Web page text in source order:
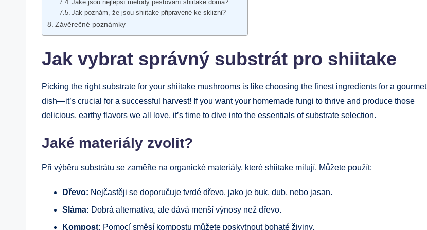
Jaké jsou nejlepší metody pěstování shiitake doma?
Jak poznám, že jsou shiitake připravené ke sklizni?
Závěrečné poznámky
Jak vybrat správný substrát pro shiitake
Picking the right substrate for your shiitake mushrooms is like choosing the finest ingredients for a gourmet
dish—it’s crucial for a successful harvest! If you want your homemade fungi to thrive and produce those
delicious, earthy flavors we all love, it’s time to dive into the essentials of substrate selection.
Jaké materiály zvolit?
Při výběru substrátu se zaměřte na organické materiály, které shiitake milují. Můžete použít:
Dřevo: Nejčastěji se doporučuje tvrdé dřevo, jako je buk, dub, nebo jasan.
Sláma: Dobrá alternativa, ale dává menší výnosy než dřevo.
Kompost: Pomocí směsí kompostu můžete poskytnout bohaté živiny.